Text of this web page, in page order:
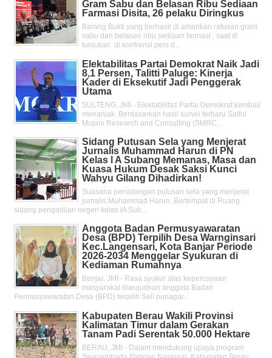
Gram Sabu dan Belasan Ribu Sediaan
Farmasi Disita, 26 pelaku Diringkus
Barang Bukti yang berhasil di amankan ratusan gram
sabu dan belasan ribu sediaan farmasi , saat di
tunjukan di konfrensi pers d...
Elektabilitas Partai Demokrat Naik Jadi
8,1 Persen, Talitti Paluge: Kinerja
Kader di Eksekutif Jadi Penggerak
Utama
SULTENG, JMI - Elektabilitas Partai Demokrat kembali
menanjak. Berdasarkan hasil survei terbaru Saiful
Mujani Research and Consulting (SMRC...
Sidang Putusan Sela yang Menjerat
Jurnalis Muhammad Harun di PN
Kelas l A Subang Memanas, Masa dan
Kuasa Hukum Desak Saksi Kunci
Wahyu Gilang Dihadirkan!
Suasana persidangan putusan sela yang menjerat
jurnalis Muhammad Harun, Bertempat di Ruang
sidang pengadilan negeri kelas IA Sub...
Anggota Badan Permusyawaratan
Desa (BPD) Terpilih Desa Warnginsari
Kec.Langensari, Kota Banjar Periode
2026-2034 Menggelar Syukuran di
Kediaman Rumahnya
Banjar, JMI - Rasa syukur atas kepercayaan
masyarakat diwujudkan anggota Badan
Permusyawaratan Desa (BPD) terpilih Seli punagar...
Kabupaten Berau Wakili Provinsi
Kalimatan Timur dalam Gerakan
Tanam Padi Serentak 50.000 Hektare
BERAU, JMI - Dalam mendukung upaya program